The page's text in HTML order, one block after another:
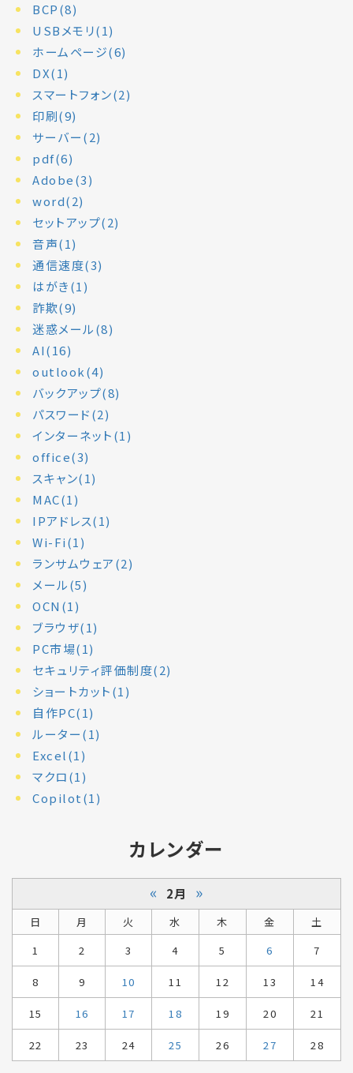
BCP(8)
USBメモリ(1)
ホームページ(6)
DX(1)
スマートフォン(2)
印刷(9)
サーバー(2)
pdf(6)
Adobe(3)
word(2)
セットアップ(2)
音声(1)
通信速度(3)
はがき(1)
詐欺(9)
迷惑メール(8)
AI(16)
outlook(4)
バックアップ(8)
パスワード(2)
インターネット(1)
office(3)
スキャン(1)
MAC(1)
IPアドレス(1)
Wi-Fi(1)
ランサムウェア(2)
メール(5)
OCN(1)
ブラウザ(1)
PC市場(1)
セキュリティ評価制度(2)
ショートカット(1)
自作PC(1)
ルーター(1)
Excel(1)
マクロ(1)
Copilot(1)
カレンダー
« 2月 »
日 月 火 水 木 金
土
1
2 3 4 5 6 7
8 9 10 11 12 13 14
15 16 17 18 19 20 21
22 23 24 25 26 27 28